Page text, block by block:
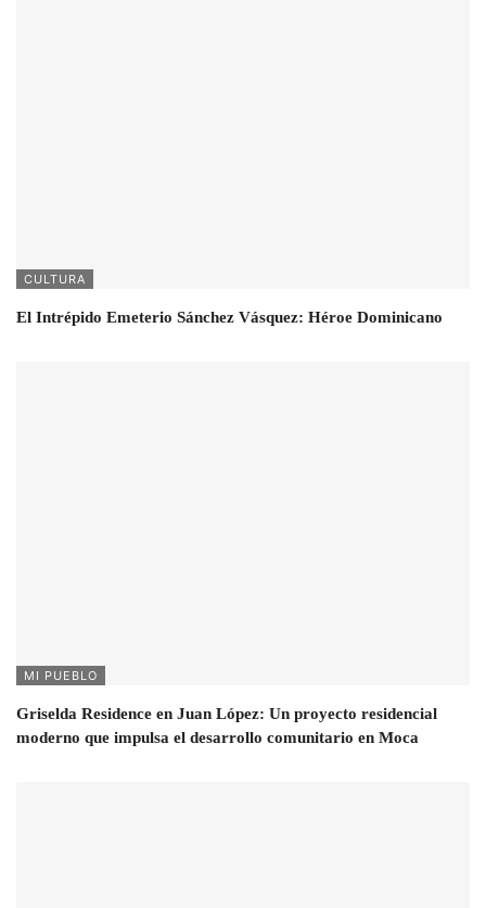
CULTURA
El Intrépido Emeterio Sánchez Vásquez: Héroe Dominicano
MI PUEBLO
Griselda Residence en Juan López: Un proyecto residencial
moderno que impulsa el desarrollo comunitario en Moca